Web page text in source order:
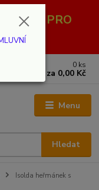
POUZE PRO
Menu
Hledat
0 ks
za 0,00 Kč
Isolda heřmánek s